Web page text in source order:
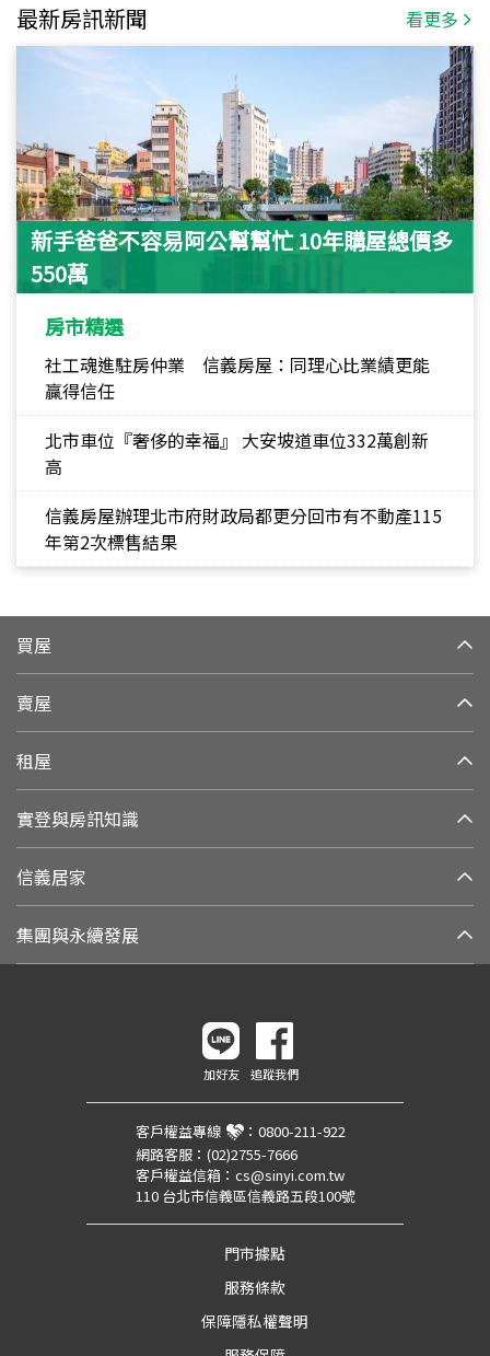
最新房訊新聞 看更多
新手爸爸不容易阿公幫幫忙 10年購屋總價多
550萬
房市精選
社工魂進駐房仲業 信義房屋：同理心比業績更能
贏得信任
北市車位『奢侈的幸福』 大安坡道車位332萬創新
高
信義房屋辦理北市府財政局都更分回市有不動產115
年第2次標售結果
買屋
賣屋
租屋
實登與房訊知識
信義居家
集團與永續發展
加好友 追蹤我們
客戶權益專線 ： 0800-211-922
網路客服： (02)2755-7666
客戶權益信箱： cs@sinyi.com.tw
110 台北市信義區信義路五段100號
門市據點
服務條款
保障隱私權聲明